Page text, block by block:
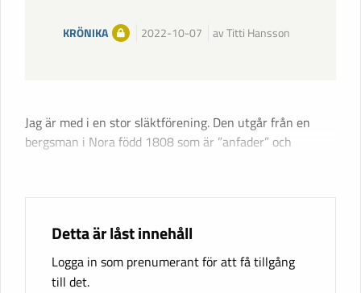
KRÖNIKA 2022-10-07 av Titti Hansson
Jag är med i en stor släktförening. Den utgår från en
bergsman i Nora född 1808 som är ”anfader” och
Detta är låst innehåll
Logga in som prenumerant för att få tillgång
till det.